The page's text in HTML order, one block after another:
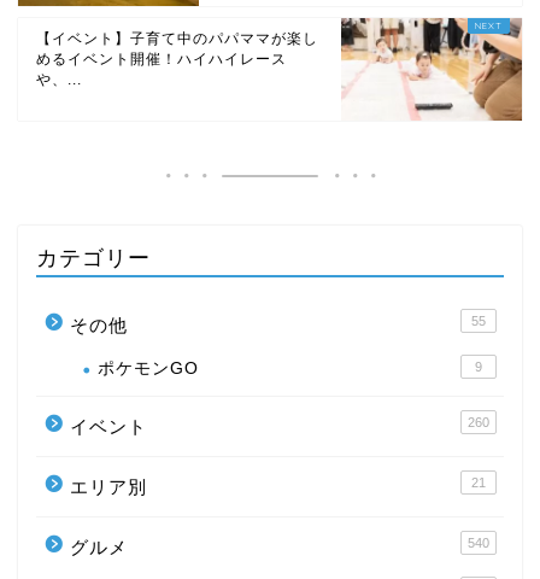
【イベント】子育て中のパパママが楽し
めるイベント開催！ハイハイレース
や、...
カテゴリー
その他 55
ポケモンGO 9
イベント 260
エリア別 21
グルメ 540